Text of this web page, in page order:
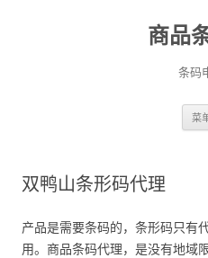
商品
条码
菜
双鸭山条形码代理
产品是需要条码的，条形码只有
用。商品条码代理，是没有地域